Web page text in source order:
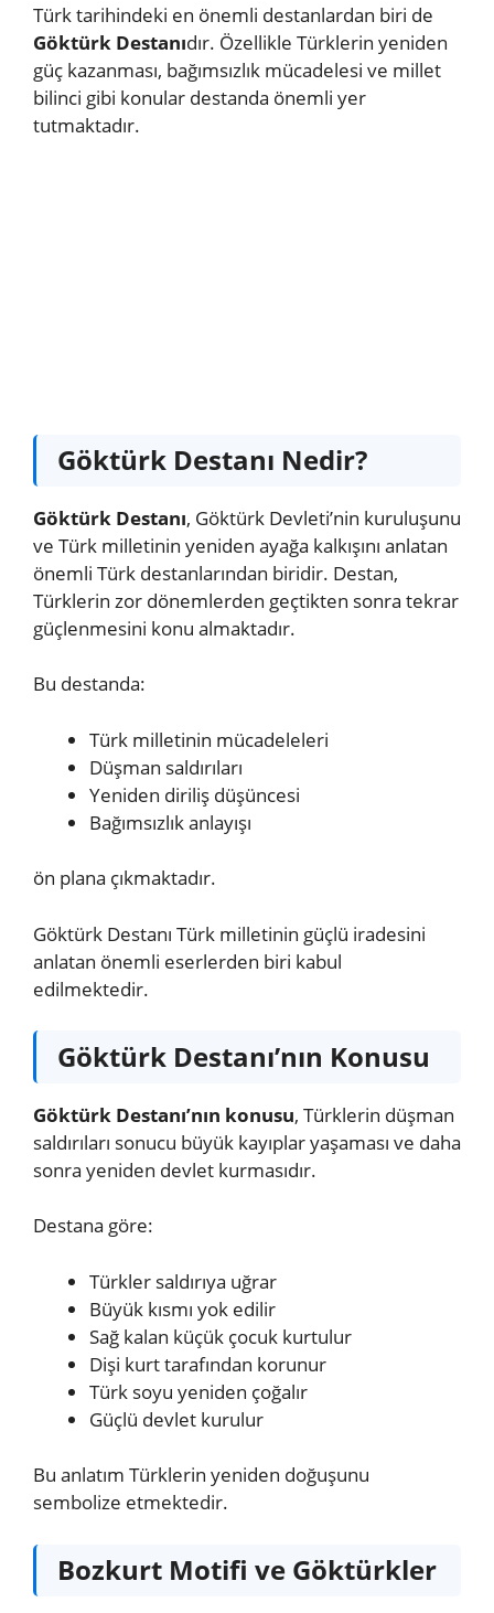
Türk tarihindeki en önemli destanlardan biri de
Göktürk Destanıdır. Özellikle Türklerin yeniden
güç kazanması, bağımsızlık mücadelesi ve millet
bilinci gibi konular destanda önemli yer
tutmaktadır.
Göktürk Destanı Nedir?
Göktürk Destanı, Göktürk Devleti’nin kuruluşunu
ve Türk milletinin yeniden ayağa kalkışını anlatan
önemli Türk destanlarından biridir. Destan,
Türklerin zor dönemlerden geçtikten sonra tekrar
güçlenmesini konu almaktadır.
Bu destanda:
Türk milletinin mücadeleleri
Düşman saldırıları
Yeniden diriliş düşüncesi
Bağımsızlık anlayışı
ön plana çıkmaktadır.
Göktürk Destanı Türk milletinin güçlü iradesini
anlatan önemli eserlerden biri kabul
edilmektedir.
Göktürk Destanı’nın Konusu
Göktürk Destanı’nın konusu, Türklerin düşman
saldırıları sonucu büyük kayıplar yaşaması ve daha
sonra yeniden devlet kurmasıdır.
Destana göre:
Türkler saldırıya uğrar
Büyük kısmı yok edilir
Sağ kalan küçük çocuk kurtulur
Dişi kurt tarafından korunur
Türk soyu yeniden çoğalır
Güçlü devlet kurulur
Bu anlatım Türklerin yeniden doğuşunu
sembolize etmektedir.
Bozkurt Motifi ve Göktürkler